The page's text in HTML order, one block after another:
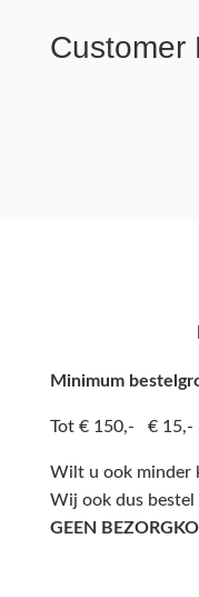
Customer
Minimum
Tot € 150,- € 15,-
Wilt u ook minder
Wij ook dus
GEEN